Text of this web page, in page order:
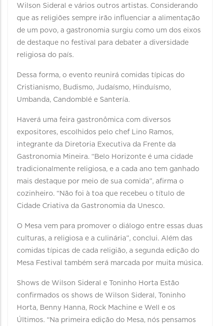
Wilson Sideral e vários outros artistas. Considerando
que as religiões sempre irão influenciar a alimentação
de um povo, a gastronomia surgiu como um dos eixos
de destaque no festival para debater a diversidade
religiosa do país.
Dessa forma, o evento reunirá comidas típicas do
Cristianismo, Budismo, Judaísmo, Hinduísmo,
Umbanda, Candomblé e Santería.
Haverá uma feira gastronômica com diversos
expositores, escolhidos pelo chef Lino Ramos,
integrante da Diretoria Executiva da Frente da
Gastronomia Mineira. “Belo Horizonte é uma cidade
tradicionalmente religiosa, e a cada ano tem ganhado
mais destaque por meio de sua comida”, afirma o
cozinheiro. “Não foi à toa que recebeu o título de
Cidade Criativa da Gastronomia da Unesco.
O Mesa vem para promover o diálogo entre essas duas
culturas, a religiosa e a culinária”, conclui. Além das
comidas típicas de cada religião, a segunda edição do
Mesa Festival também será marcada por muita música.
Shows de Wilson Sideral e Toninho Horta Estão
confirmados os shows de Wilson Sideral, Toninho
Horta, Benny Hanna, Rock Machine e Well e os
Últimos. “Na primeira edição do Mesa, nós pensamos